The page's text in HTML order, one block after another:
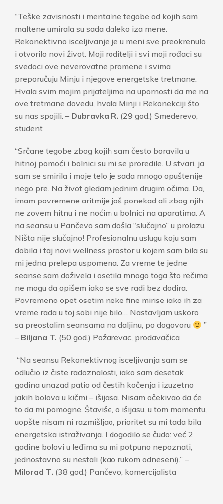
“Teške zavisnosti i mentalne tegobe od kojih sam
maltene umirala su sada daleko iza mene.
Rekonektivno isceljivanje je u meni sve preokrenulo
i otvorilo novi život. Moji roditelji i svi moji rođaci su
svedoci ove neverovatne promene i svima
preporučuju Minju i njegove energetske tretmane.
Hvala svim mojim prijateljima na upornosti da me na
ove tretmane dovedu, hvala Minji i Rekonekciji što
su nas spojili. – Dubravka R. (29 god.) Smederevo,
student
“Srčane tegobe zbog kojih sam često boravila u
hitnoj pomoći i bolnici su mi se proredile. U stvari, ja
sam se smirila i moje telo je sada mnogo opuštenije
nego pre. Na život gledam jednim drugim očima. Da,
imam povremene aritmije još ponekad ali zbog njih
ne zovem hitnu i ne noćim u bolnici na aparatima. A
na seansu u Pančevo sam došla “slučajno” u prolazu.
Ništa nije slučajno! Profesionalnu uslugu koju sam
dobila i taj novi wellness prostor u kojem sam bila su
mi jedna prelepa uspomena. Za vreme te jedne
seanse sam doživela i osetila mnogo toga što rečima
ne mogu da opišem iako se sve radi bez dodira.
Povremeno opet osetim neke fine mirise iako ih za
vreme rada u toj sobi nije bilo… Nastavljam uskoro
sa preostalim seansama na daljinu, po dogovoru
”
– Biljana T. (50 god.) Požarevac, prodavačica
“Na seansu Rekonektivnog isceljivanja sam se
odlučio iz čiste radoznalosti, iako sam desetak
godina unazad patio od čestih kočenja i izuzetno
jakih bolova u kičmi – išijasa. Nisam očekivao da će
to da mi pomogne. Štaviše, o išijasu, u tom momentu,
uopšte nisam ni razmišljao, prioritet su mi tada bila
energetska istraživanja. I dogodilo se čudo: već 2
godine bolovi u leđima su mi potpuno nepoznati,
jednostavno su nestali (kao rukom odneseni).” –
Milorad T. (38 god.) Pančevo, komercijalista